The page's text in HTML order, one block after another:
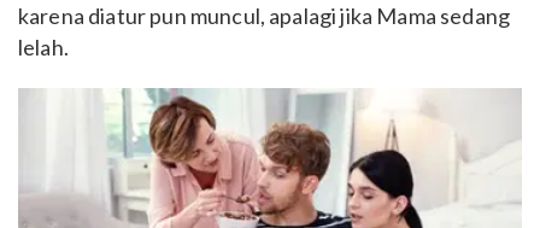
karena diatur pun muncul, apalagi jika Mama sedang
lelah.